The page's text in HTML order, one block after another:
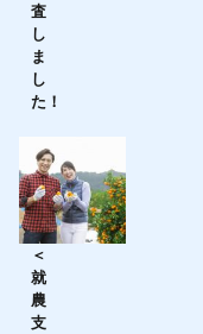
査
し
ま
し
た！
＜
就
農
支